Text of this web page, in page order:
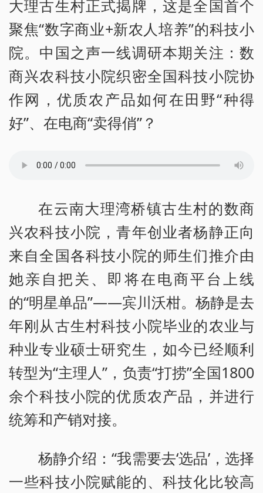
大理古生村正式揭牌，这是全国首个
聚焦“数字商业+新农人培养”的科技小
院。中国之声一线调研本期关注：数
商兴农科技小院织密全国科技小院协
作网，优质农产品如何在田野“种得
好”、在电商“卖得俏”？
在云南大理湾桥镇古生村的数商
兴农科技小院，青年创业者杨静正向
来自全国各科技小院的师生们推介由
她亲自把关、即将在电商平台上线
的“明星单品”——宾川沃柑。杨静是去
年刚从古生村科技小院毕业的农业与
种业专业硕士研究生，如今已经顺利
转型为“主理人”，负责“打捞”全国1800
余个科技小院的优质农产品，并进行
统筹和产销对接。
杨静介绍：“我需要去‘选品’，选择
一些科技小院赋能的、科技化比较高